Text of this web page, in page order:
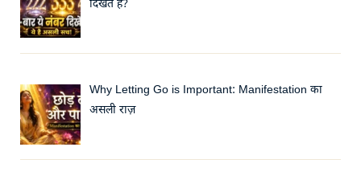
दिखते हैं?
Why Letting Go is Important: Manifestation का
असली राज़